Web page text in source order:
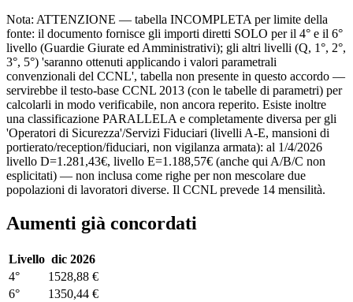
Nota: ATTENZIONE — tabella INCOMPLETA per limite della
fonte: il documento fornisce gli importi diretti SOLO per il 4° e il 6°
livello (Guardie Giurate ed Amministrativi); gli altri livelli (Q, 1°, 2°,
3°, 5°) 'saranno ottenuti applicando i valori parametrali
convenzionali del CCNL', tabella non presente in questo accordo —
servirebbe il testo-base CCNL 2013 (con le tabelle di parametri) per
calcolarli in modo verificabile, non ancora reperito. Esiste inoltre
una classificazione PARALLELA e completamente diversa per gli
'Operatori di Sicurezza'/Servizi Fiduciari (livelli A-E, mansioni di
portierato/reception/fiduciari, non vigilanza armata): al 1/4/2026
livello D=1.281,43€, livello E=1.188,57€ (anche qui A/B/C non
esplicitati) — non inclusa come righe per non mescolare due
popolazioni di lavoratori diverse. Il CCNL prevede 14 mensilità.
Aumenti già concordati
Livello dic 2026
4°
1528,88 €
6°
1350,44 €